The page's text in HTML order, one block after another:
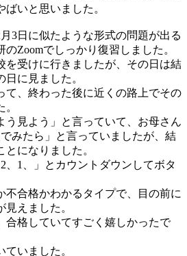
いと思いました。
3日に似たような形式の問題が出る
Zoomでしっかり復習しました。
を受けに行きましたが、その日は結
に見ました。
て、終わった後に近くの路上でその
う見よう」と言っていて、お母さん
みたら」と言っていましたが、結
になりました。
、1、」とカウントダウンしてボタ
不合格かわかるタイプで、目の前に
えました。
合格していてすごく嬉しかったで
いました。